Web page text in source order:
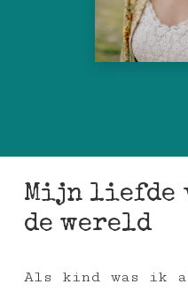
Mijn liefde
de wereld
Als kind was ik